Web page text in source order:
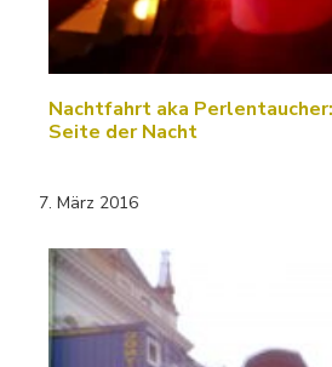
Nachtfahrt aka
Seite der Nacht
7. März 2016